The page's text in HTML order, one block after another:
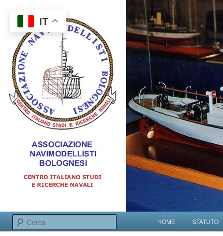
Centro italiano studi e ricerche navali
Menu principale
VAI AL
VAI AL
HOME STATUTO
IT